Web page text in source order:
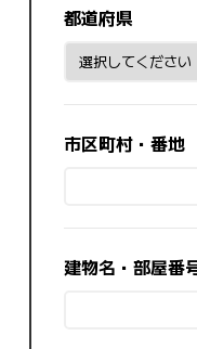
都道府県
市区町村・番地
建物名・部屋番